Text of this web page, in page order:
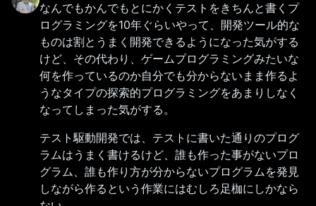
なんでもかんでもとにかくテストをきちんと書くプ
ログラミングを10年ぐらいやって、開発ツール的な
ものは割とうまく開発できるようになった気がする
けど、その代わり、ゲームプログラミングみたいな
何を作っているのか自分でも分からないまま作るよ
うなタイプの探索的プログラミングをあまりしなく
なってしまった気がする。
テスト駆動開発では、テストに書いた通りのプログ
ラムはうまく書けるけど、誰も作った事がないプロ
グラム、誰も作り方が分からないプログラムを発見
しながら作るという作業にはむしろ足枷にしかなら